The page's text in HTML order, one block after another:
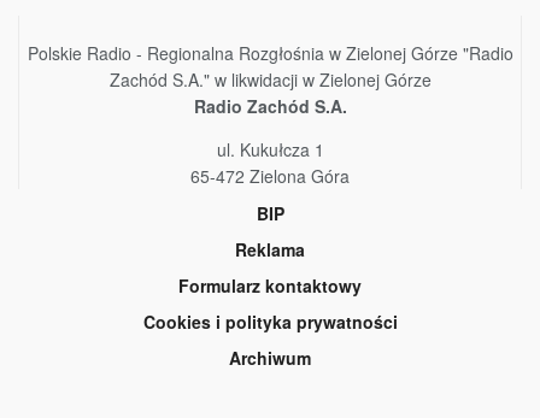
Polskie Radio - Regionalna Rozgłośnia w Zielonej Górze "Radio
Zachód S.A." w likwidacji w Zielonej Górze
Radio Zachód S.A.
ul. Kukułcza 1
65-472 Zielona Góra
BIP
Reklama
Formularz kontaktowy
Cookies i polityka prywatności
Archiwum